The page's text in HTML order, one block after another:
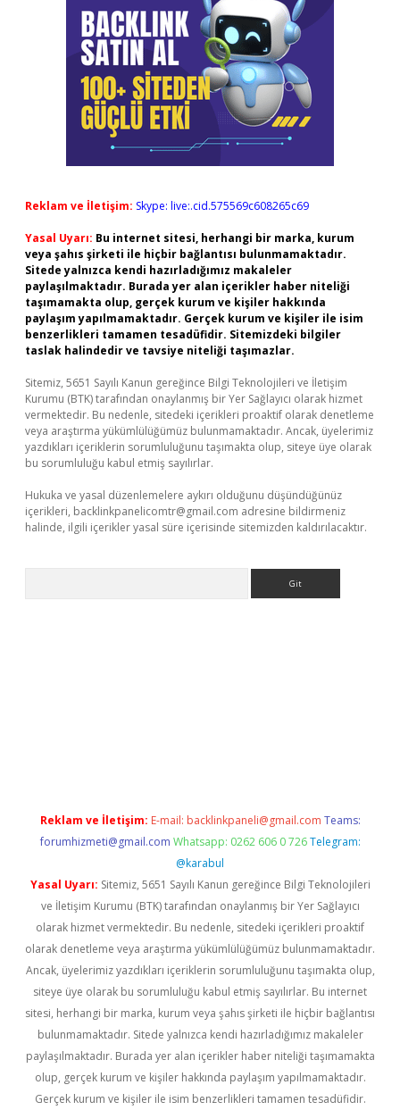
Reklam ve İletişim: Skype: live:.cid.575569c608265c69
Yasal Uyarı: Bu internet sitesi, herhangi bir marka, kurum
veya şahıs şirketi ile hiçbir bağlantısı bulunmamaktadır.
Sitede yalnızca kendi hazırladığımız makaleler
paylaşılmaktadır. Burada yer alan içerikler haber niteliği
taşımamakta olup, gerçek kurum ve kişiler hakkında
paylaşım yapılmamaktadır. Gerçek kurum ve kişiler ile isim
benzerlikleri tamamen tesadüfidir. Sitemizdeki bilgiler
taslak halindedir ve tavsiye niteliği taşımazlar.
Sitemiz, 5651 Sayılı Kanun gereğince Bilgi Teknolojileri ve İletişim
Kurumu (BTK) tarafından onaylanmış bir Yer Sağlayıcı olarak hizmet
vermektedir. Bu nedenle, sitedeki içerikleri proaktif olarak denetleme
veya araştırma yükümlülüğümüz bulunmamaktadır. Ancak, üyelerimiz
yazdıkları içeriklerin sorumluluğunu taşımakta olup, siteye üye olarak
bu sorumluluğu kabul etmiş sayılırlar.
Hukuka ve yasal düzenlemelere aykırı olduğunu düşündüğünüz
içerikleri, backlinkpanelicomtr@gmail.com adresine bildirmeniz
halinde, ilgili içerikler yasal süre içerisinde sitemizden kaldırılacaktır.
Reklam ve İletişim: E-mail: backlinkpaneli@gmail.com Teams:
forumhizmeti@gmail.com Whatsapp: 0262 606 0 726 Telegram:
@karabul
Yasal Uyarı: Sitemiz, 5651 Sayılı Kanun gereğince Bilgi Teknolojileri
ve İletişim Kurumu (BTK) tarafından onaylanmış bir Yer Sağlayıcı
olarak hizmet vermektedir. Bu nedenle, sitedeki içerikleri proaktif
olarak denetleme veya araştırma yükümlülüğümüz bulunmamaktadır.
Ancak, üyelerimiz yazdıkları içeriklerin sorumluluğunu taşımakta olup,
siteye üye olarak bu sorumluluğu kabul etmiş sayılırlar. Bu internet
sitesi, herhangi bir marka, kurum veya şahıs şirketi ile hiçbir bağlantısı
bulunmamaktadır. Sitede yalnızca kendi hazırladığımız makaleler
paylaşılmaktadır. Burada yer alan içerikler haber niteliği taşımamakta
olup, gerçek kurum ve kişiler hakkında paylaşım yapılmamaktadır.
Gerçek kurum ve kişiler ile isim benzerlikleri tamamen tesadüfidir.